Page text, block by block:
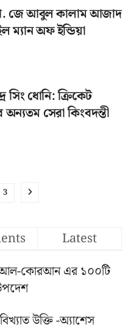
জে আবুল কালাম আজাদ
ম্যান অফ ইন্ডিয়া
সিং ধোনি: ক্রিকেট
অন্যতম সেরা কিংবদন্তী
3
Latest
আল-কোরআন এর ১০০টি
উক্তি -অ্যাশেস